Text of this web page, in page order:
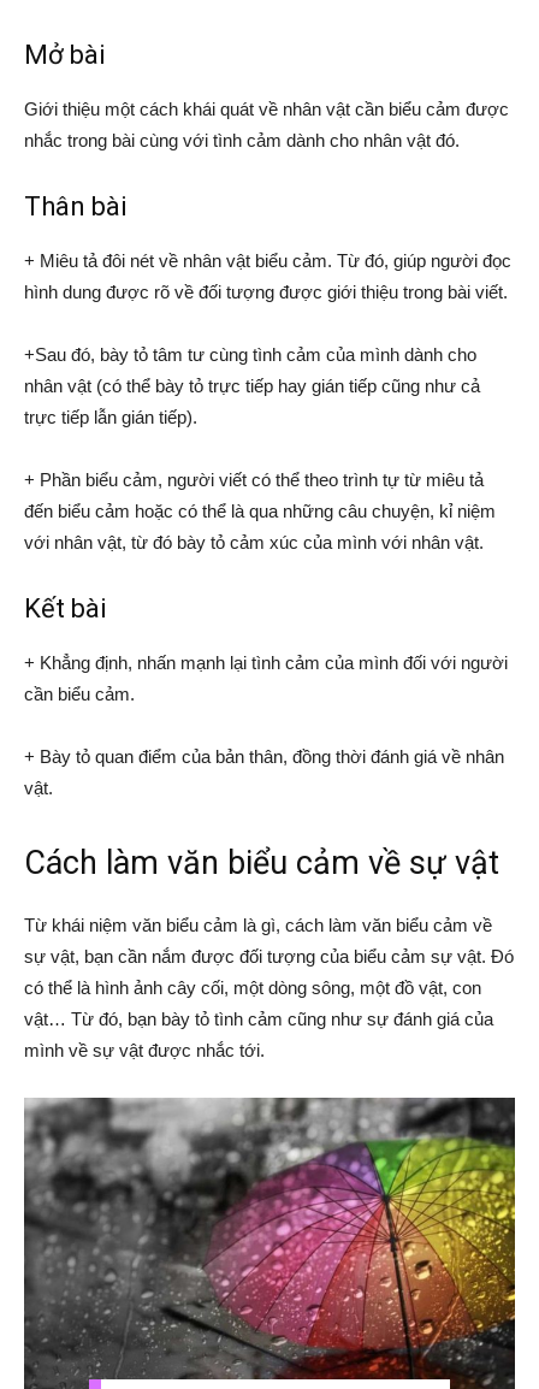
Mở bài
Giới thiệu một cách khái quát về nhân vật cần biểu cảm được
nhắc trong bài cùng với tình cảm dành cho nhân vật đó.
Thân bài
+ Miêu tả đôi nét về nhân vật biểu cảm. Từ đó, giúp người đọc
hình dung được rõ về đối tượng được giới thiệu trong bài viết.
+Sau đó, bày tỏ tâm tư cùng tình cảm của mình dành cho
nhân vật (có thể bày tỏ trực tiếp hay gián tiếp cũng như cả
trực tiếp lẫn gián tiếp).
+ Phần biểu cảm, người viết có thể theo trình tự từ miêu tả
đến biểu cảm hoặc có thể là qua những câu chuyện, kỉ niệm
với nhân vật, từ đó bày tỏ cảm xúc của mình với nhân vật.
Kết bài
+ Khẳng định, nhấn mạnh lại tình cảm của mình đối với người
cần biểu cảm.
+ Bày tỏ quan điểm của bản thân, đồng thời đánh giá về nhân
vật.
Cách làm văn biểu cảm về sự vật
Từ khái niệm văn biểu cảm là gì, cách làm văn biểu cảm về
sự vật, bạn cần nắm được đối tượng của biểu cảm sự vật. Đó
có thể là hình ảnh cây cối, một dòng sông, một đồ vật, con
vật… Từ đó, bạn bày tỏ tình cảm cũng như sự đánh giá của
mình về sự vật được nhắc tới.